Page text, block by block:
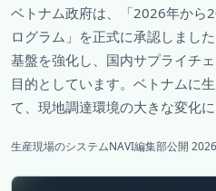
ベトナム政府は、「2026年から
ログラム」を正式に承認しまし
基盤を強化し、国内サプライチ
目的としています。ベトナムに
て、現地調達環境の大きな変化
生産現場のシステムNAVI編集部公開